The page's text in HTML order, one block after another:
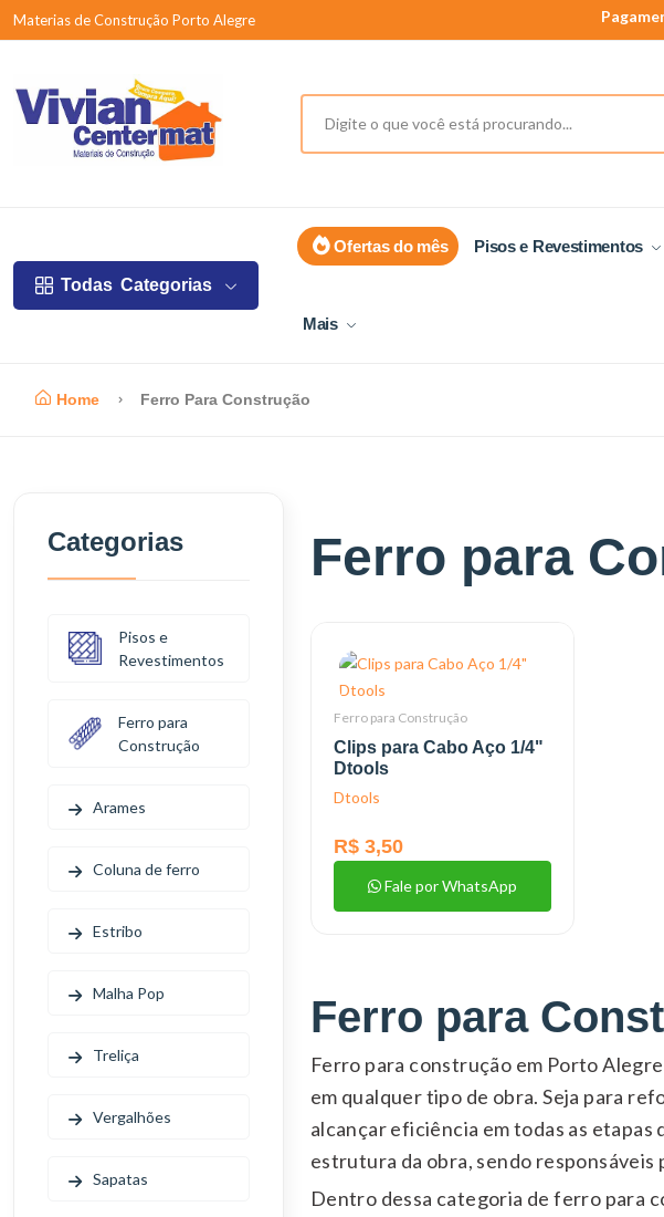
Materias de Construção Porto Alegre
Todas Categorias
Ofertas do mês Pisos e Revestimentos
Mais
Home Ferro Para Construção
Ferro para
Ferro para Construção
Clips para Cabo Aço 1/4"
Dtools
Dtools
R$ 3,50
Fale por WhatsApp
Ferro para
Ferro para construção em Porto
em qualquer tipo de obra. Seja para
alcançar eficiência em todas as
estrutura da obra, sendo
Dentro dessa categoria de ferro para
Categorias
Pisos e
Revestimentos
Ferro para
Construção
Arames
Coluna de ferro
Estribo
Malha Pop
Treliça
Vergalhões
Sapatas